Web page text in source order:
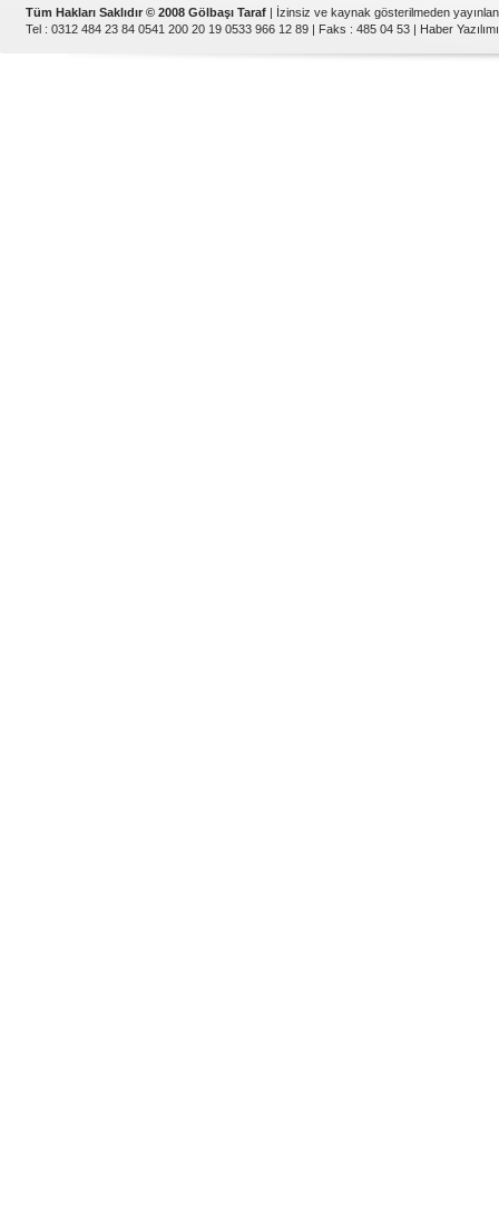
Tüm Hakları Saklıdır © 2008 Gölbaşı Taraf | İzinsiz ve kaynak gösterilmeden
Tel : 0312 484 23 84 0541 200 20 19 0533 966 12 89 | Faks : 485 04 53 | Haber Yazılımı